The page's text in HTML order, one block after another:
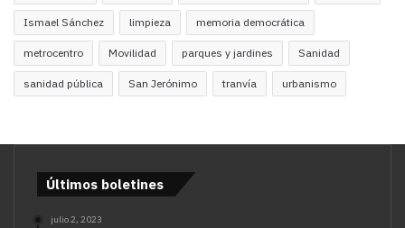
Ismael Sánchez limpieza memoria democrática
metrocentro Movilidad parques y jardines Sanidad
sanidad pública San Jerónimo tranvía urbanismo
Últimos boletines
julio 2, 2023